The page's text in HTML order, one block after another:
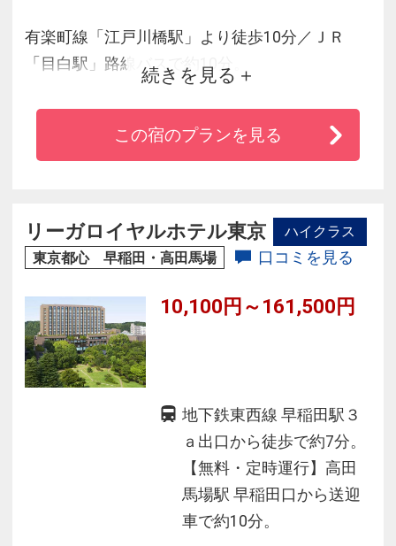
有楽町線「江戸川橋駅」より徒歩10分／ＪＲ
「目白駅」路線バスで約10分。
◆客室は歴史の残り香を楽しむ「ガーデンビュ
ー」、都会の夜景を望む「シティビュー」
◆バスルームは独立シャワーブース・バステレ
ＰＡ」プール・温泉・ジム完備
◆全客室Ｗｉ－Ｆｉ無料接続可
続きを見る
この宿のプランを見る
リーガロイヤルホテル東京
ハイクラス
東京都心 早稲田・高田馬場
口コミを見る
10,100円～161,500円
地下鉄東西線 早稲田駅３
ａ出口から徒歩で約7分。
【無料・定時運行】高田
馬場駅 早稲田口から送迎
車で約10分。